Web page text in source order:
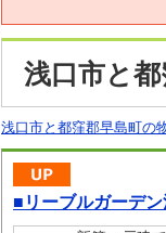
浅口市と
浅口市と都窪郡早島町の
■リーブルガーデ